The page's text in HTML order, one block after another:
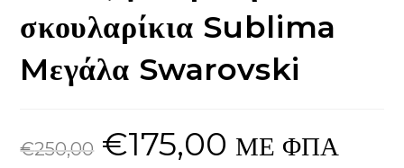
σκουλαρίκια Sublima
Mεγάλα Swarovski
€250,00
Original
price
was:
€175,00 τρέχουσα
τιμή
ΜΕ ΦΠΑ